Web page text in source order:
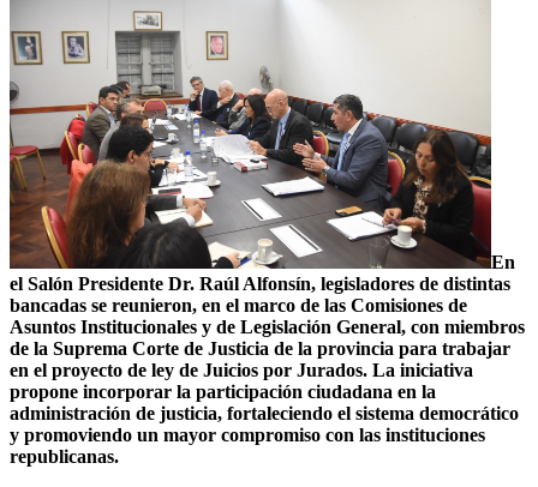
En
el Salón Presidente Dr. Raúl Alfonsín, legisladores de distintas
bancadas se reunieron, en el marco de las Comisiones de
Asuntos Institucionales y de Legislación General, con miembros
de la Suprema Corte de Justicia de la provincia para trabajar
en el proyecto de ley de Juicios por Jurados. La iniciativa
propone incorporar la participación ciudadana en la
administración de justicia, fortaleciendo el sistema democrático
y promoviendo un mayor compromiso con las instituciones
republicanas.